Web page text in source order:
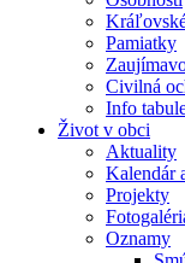
Pamiatky
Civilná
Info
Život v obci
Aktuality
Kalendár
Projekty
Oznamy